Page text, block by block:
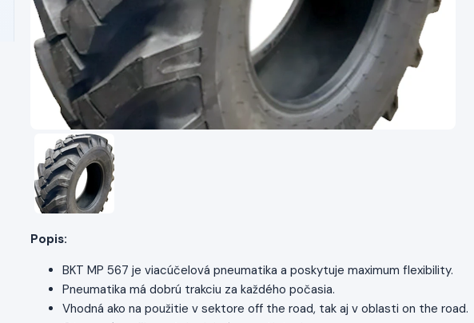
Popis:
BKT MP 567 je viacúčelová pneumatika a poskytuje maximum flexibility.
Pneumatika má dobrú trakciu za každého počasia.
Vhodná ako na použitie v sektore off the road, tak aj v oblasti on the road.